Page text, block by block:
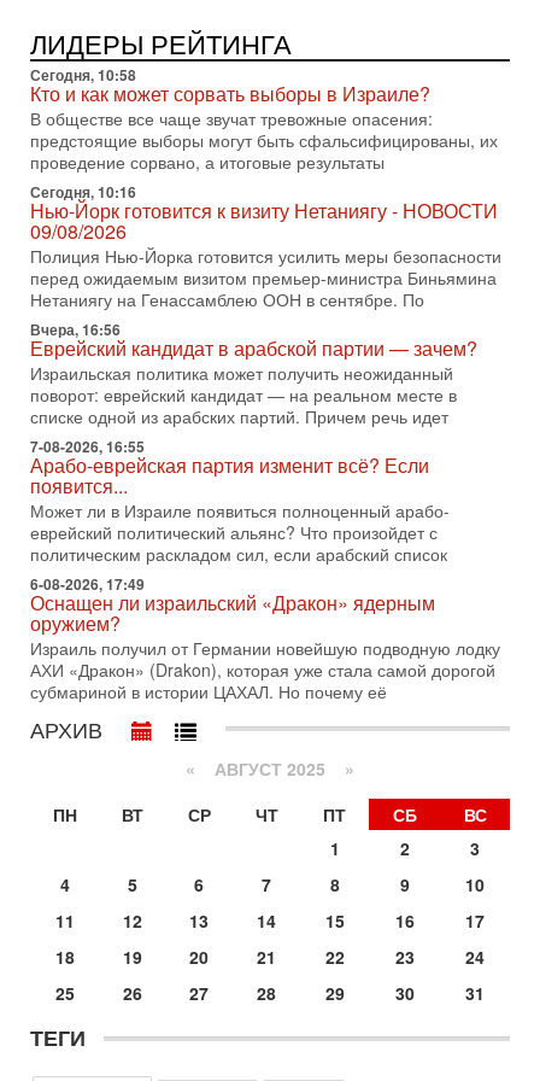
В эфире ITON-TV доктор Эльдар Намазов , историк,
политолог, в прошлом – помощник Президента
Азербайджана Гейдара Алиева . Ведет программу
Александр
3-08-2026, 11:09
Выборы в Израиле в опасности?! ШАБАК формирует
спецотдел
В этом выпуске мы разбираем одну из самых тревожных
тем израильской политики. Известно, что израильская
Служба общей безопасности (ШАБАК) создала
3-08-2026, 08:32
Трамп и Иран: последний шанс - НОВОСТИ
03/08/2026
Президент США Дональд Трамп объявил о возобновлении
переговоров с Ираном, но Тегеран пока не подтвердил
готовность к диалогу. По словам американского
2-08-2026, 08:42
Трамп отменил удар по Ирану - НОВОСТИ
02/08/2026
Президент США Дональд Трамп сегодня заявил об отмене
подготовленного удара по Ирану после обращений
Тегерана и других стран региона. По его словам,
1-08-2026, 17:50
«Русский голос» Израиля: кто заберет его на этот
раз?
Голоса русскоязычных репатриантов не раз кардинально
меняли политический ландшафт Израиля. Достаточно
вспомнить взлет партии «Исраэль ба-алия», когда
31-07-2026, 17:00
молчат Трамп и Нетаньяху?
Недавний визит премьер-министра Израиля Биньямина
Нетаньяху в США и его встреча с Дональдом Трампом
оставили больше вопросов, чем ответов. Полная
Иран готовит покушение на Нетаниягу! Трамп не
хочет эскалации, но КСИР готовит взрыв!
по вопросам безопасности, офицер запаса
Битва за разоружение ХАМАСа - НОВОСТИ
Сегодня президент США Дональд Трамп заявил о
ЛИДЕРЫ РЕЙТИНГА
Сегодня, 10:58
Кто и как может сорвать выборы в Израиле?
В обществе все чаще звучат тревожные опасения:
предстоящие выборы могут быть сфальсифицированы, их
проведение сорвано, а итоговые результаты
Сегодня, 10:16
Нью-Йорк готовится к визиту Нетаниягу - НОВОСТИ
09/08/2026
Полиция Нью-Йорка готовится усилить меры безопасности
перед ожидаемым визитом премьер-министра Биньямина
Нетаниягу на Генассамблею ООН в сентябре. По
Вчера, 16:56
Еврейский кандидат в арабской партии — зачем?
Израильская политика может получить неожиданный
поворот: еврейский кандидат — на реальном месте в
списке одной из арабских партий. Причем речь идет
7-08-2026, 16:55
Арабо-еврейская партия изменит всё? Если
появится...
Может ли в Израиле появиться полноценный арабо-
еврейский политический альянс? Что произойдет с
политическим раскладом сил, если арабский список
6-08-2026, 17:49
Оснащен ли израильский «Дракон» ядерным
оружием?
Израиль получил от Германии новейшую подводную лодку
АХИ «Дракон» (Drakon), которая уже стала самой дорогой
субмариной в истории ЦАХАЛ. Но почему её
АРХИВ
« АВГУСТ 2025 »
ПН
ВТ СР ЧТ ПТ СБ
ВС
1
2
3
4
5 6 7 8 9
10
11
12 13 14 15 16
17
18
19 20 21 22 23
24
25
26 27 28 29 30 31
ТЕГИ